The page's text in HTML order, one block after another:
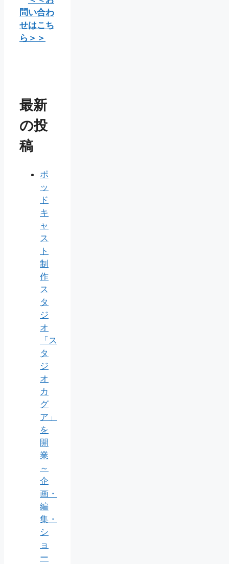
問い合わ
せはこち
ら＞＞
最新
の投
稿
ポ
ッ
ド
キ
ャ
ス
ト
制
作
ス
タ
ジ
オ
「ス
タ
ジ
オ
カ
グ
ア」
を
開
業
～
企
画・
編
集・
シ
ョ
ー